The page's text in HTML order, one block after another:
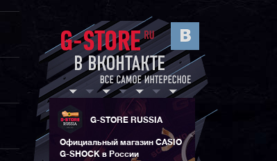
G-STORE RUSSIA
Официальный магазин CASIO
G-SHOCK в России